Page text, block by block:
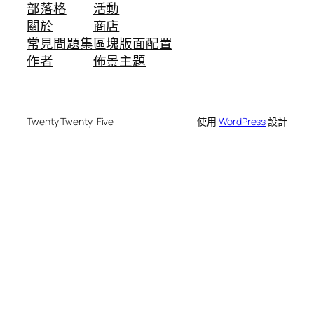
部落格
關於
常見問題集
作者
活動
商店
區塊版面配置
佈景主題
Twenty Twenty-Five 使用WordPress設計